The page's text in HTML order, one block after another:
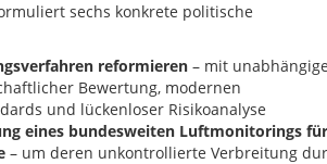
sechs konkrete politische
reformieren – mit
Bewertung, modernen
und lückenloser Risikoanalyse
eines bundesweiten Luftmonitorings für
– um deren unkontrollierte Verbreitung